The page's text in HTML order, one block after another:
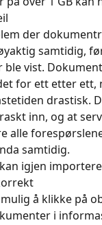
der
samtidig,
vist.
for ett etter ett,
drastisk.
inn, og at
alle
samtidig.
igjen
å klikke på
i